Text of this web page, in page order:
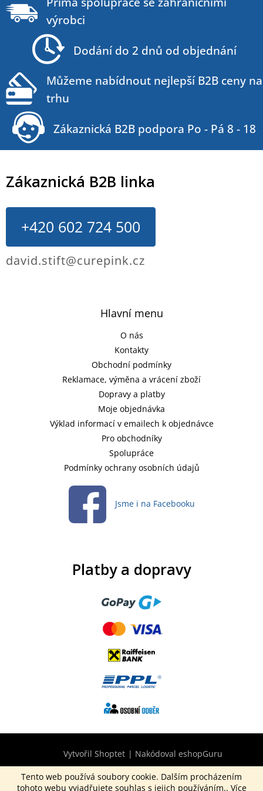
Tento web používá soubory cookie. Dalším procházením
tohoto webu vyjadřujete souhlas s jejich používáním.. Více
p
Hlavní menu
O nás
Kontakty
Obchodní podmínky
Reklamace, výměna a vrácení zboží
Dopravy a platby
Moje objednávka
Výklad informací v emailech k objednávce
Pro obchodníky
Spolupráce
Podmínky ochrany osobních údajů
Jsme i na Facebooku
Zákaznická B2B linka
+420 602 724 500
david.stift@curepink.cz
Platby a dopravy
výrobci
Dodání do 2 dnů od objednání
Můžeme nabídnout nejlepší B2B ceny na
trhu
Zákaznická B2B podpora Po - Pá 8 - 18
Vytvořil Shoptet | Nakódoval eshopGuru